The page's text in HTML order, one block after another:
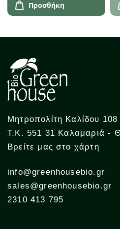
Προσθήκη
Μητροπολίτη Καλίδου 108
Τ.Κ. 551 31 Καλαμαριά -
Βρείτε μας στο χάρτη
info@greenhousebio.gr
sales@greenhousebio.gr
2310 413 795